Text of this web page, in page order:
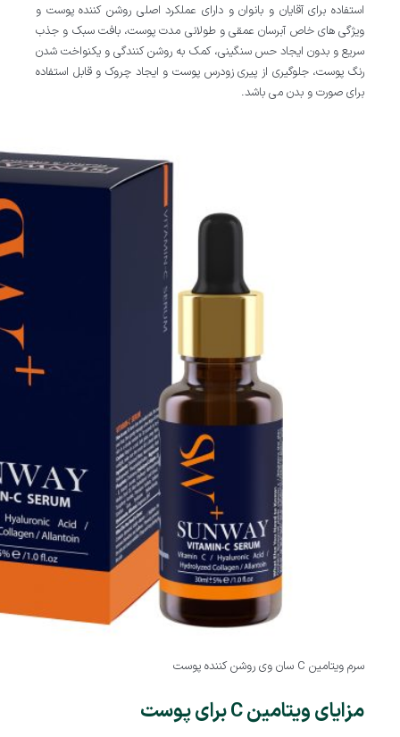
استفاده برای آقایان و بانوان و دارای عملکرد اصلی روشن کننده پوست و
ویژگی های خاص آبرسان عمقی و طولانی مدت پوست، بافت سبک و جذب
سریع و بدون ایجاد حس سنگینی، کمک به روشن کنندگی و یکنواخت شدن
رنگ پوست، جلوگیری از پیری زودرس پوست و ایجاد چروک و قابل استفاده
برای صورت و بدن می باشد.
سرم ویتامین C سان وی روشن کننده پوست
مزایای ویتامین C برای پوست